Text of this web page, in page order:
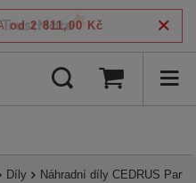
od 2 811,00 Kč
Díly Náhradní díly CEDRUS Parts